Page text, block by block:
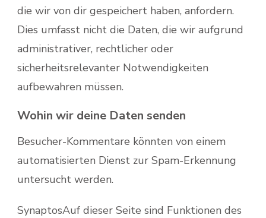
die wir von dir gespeichert haben, anfordern.
Dies umfasst nicht die Daten, die wir aufgrund
administrativer, rechtlicher oder
sicherheitsrelevanter Notwendigkeiten
aufbewahren müssen.
Wohin wir deine Daten senden
Besucher-Kommentare könnten von einem
automatisierten Dienst zur Spam-Erkennung
untersucht werden.
SynaptosAuf dieser Seite sind Funktionen des